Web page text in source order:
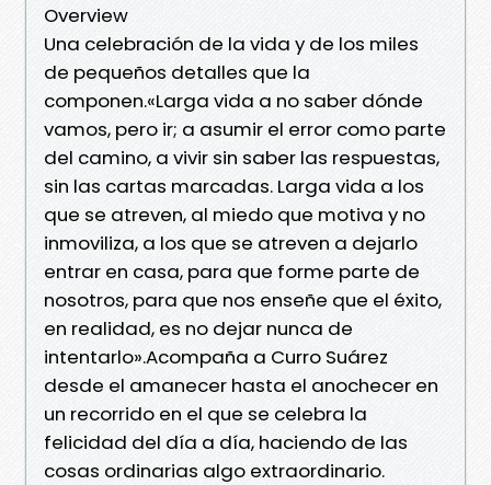
Overview
Una celebración de la vida y de los miles
de pequeños detalles que la
componen.«Larga vida a no saber dónde
vamos, pero ir; a asumir el error como parte
del camino, a vivir sin saber las respuestas,
sin las cartas marcadas. Larga vida a los
que se atreven, al miedo que motiva y no
inmoviliza, a los que se atreven a dejarlo
entrar en casa, para que forme parte de
nosotros, para que nos enseñe que el éxito,
en realidad, es no dejar nunca de
intentarlo».Acompaña a Curro Suárez
desde el amanecer hasta el anochecer en
un recorrido en el que se celebra la
felicidad del día a día, haciendo de las
cosas ordinarias algo extraordinario.